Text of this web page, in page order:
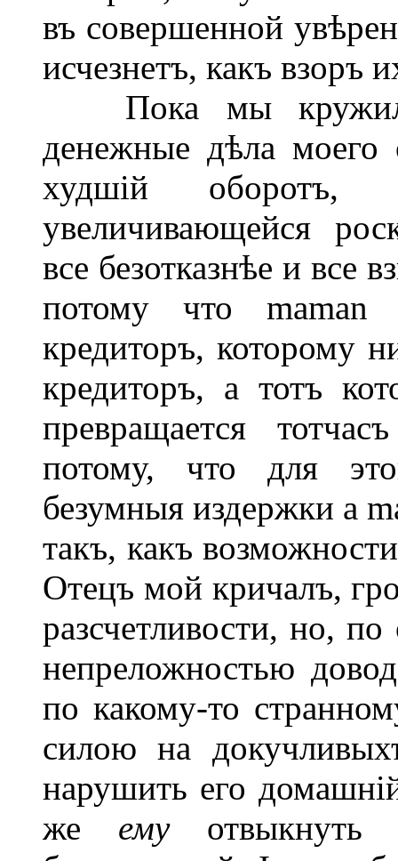
въ совершенной
исчезнетъ, какъ взоръ
Пока мы
денежные дѣла
худшій
увеличивающейся
все безотказнѣе и все
потому что maman
кредиторъ, которому
кредиторъ, а тотъ
превращается
потому, что для
безумныя издержки а
такъ, какъ
Отецъ мой кричалъ,
разсчетливости, но,
непреложностью
по какому-то
силою на
нарушить его
же емуотвыкнуть